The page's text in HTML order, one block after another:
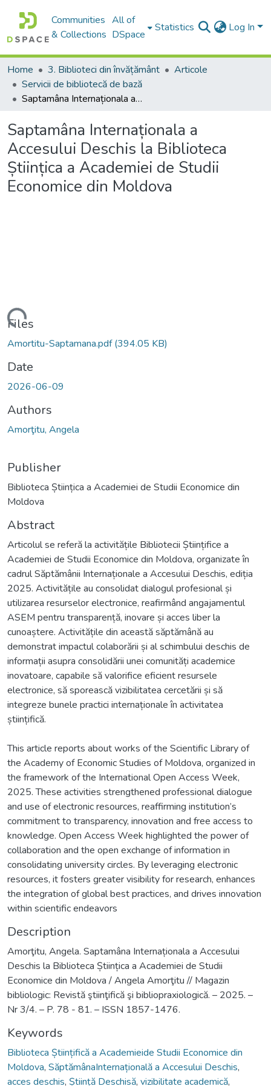
Communities
& Collections
All of
DSpace
Statistics Log In
Home 3. Biblioteci din învățământ
Articole
Servicii de bibliotecă de bază
Saptamâna Internaționala a Accesului Deschis la Biblioteca Științica a Academiei de Studii Economice din Moldova
Saptamâna Internaționala a
Accesului Deschis la Biblioteca
Științica a Academiei de Studii
Economice din Moldova
Files
Amortitu-Saptamana.pdf(394.05 KB)
Date
2026-06-09
Authors
Amorţitu, Angela
Publisher
Biblioteca Științica a Academiei de Studii Economice din
Moldova
Abstract
Articolul se referă la activitățile Bibliotecii Științifice a
Academiei de Studii Economice din Moldova, organizate în
cadrul Săptămânii Internaționale a Accesului Deschis, ediția
2025. Activitățile au consolidat dialogul profesional și
utilizarea resurselor electronice, reafirmând angajamentul
ASEM pentru transparență, inovare și acces liber la
cunoaștere. Activitățile din această săptămână au
demonstrat impactul colaborării și al schimbului deschis de
informații asupra consolidării unei comunități academice
inovatoare, capabile să valorifice eficient resursele
electronice, să sporească vizibilitatea cercetării și să
integreze bunele practici internaționale în activitatea
științifică.
This article reports about works of the Scientific Library of
the Academy of Economic Studies of Moldova, organized in
the framework of the International Open Access Week,
2025. These activities strengthened professional dialogue
and use of electronic resources, reaffirming institution’s
commitment to transparency, innovation and free access to
knowledge. Open Access Week highlighted the power of
collaboration and the open exchange of information in
consolidating university circles. By leveraging electronic
resources, it fosters greater visibility for research, enhances
the integration of global best practices, and drives innovation
within scientific endeavors
Description
Amorţitu, Angela. Saptamâna Internaționala a Accesului
Deschis la Biblioteca Științica a Academiei de Studii
Economice din Moldova / Angela Amorţitu // Magazin
bibliologic: Revistă ştiinţifică şi bibliopraxiologică. – 2025. –
Nr 3/4. – P. 78 - 81. – ISSN 1857-1476.
Keywords
Biblioteca Științifică a Academieide Studii Economice din
Moldova, SăptămânaInternațională a Accesului Deschis,
acces deschis, Știință Deschisă, vizibilitate academică,